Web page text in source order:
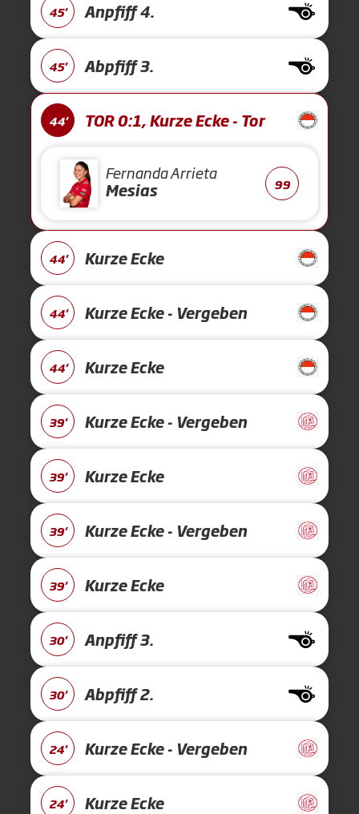
45' Anpfiff 4.
45' Abpfiff 3.
44' TOR 0:1, Kurze Ecke - Tor
Fernanda Arrieta
Mesias
99
44' Kurze Ecke
44' Kurze Ecke - Vergeben
44' Kurze Ecke
39' Kurze Ecke - Vergeben
39' Kurze Ecke
39' Kurze Ecke - Vergeben
39' Kurze Ecke
30' Anpfiff 3.
30' Abpfiff 2.
24' Kurze Ecke - Vergeben
24' Kurze Ecke